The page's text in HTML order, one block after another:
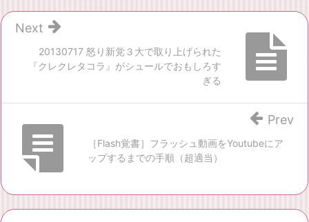
20130717 怒り新党３大で取り上げられた
『クレクレタコラ』がシュールでおもしろす
ぎる
Next
［Flash覚書］フラッシュ動画をYoutubeにア
ップするまでの手順（超適当）
Prev